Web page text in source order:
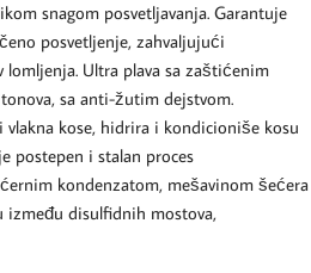
snagom posvetljavanja. Garantuje
posvetljenje, zahvaljujući
Ultra plava sa zaštićenim
sa anti-žutim dejstvom.
kose, hidrira i kondicioniše kosu
postepen i stalan proces
kondenzatom, mešavinom šećera
između disulfidnih mostova,